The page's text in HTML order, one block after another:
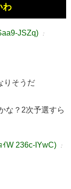
わ
JSZq) ：
りそうだ
な？2次予選すら
ｲW 236c-IYwC) ：